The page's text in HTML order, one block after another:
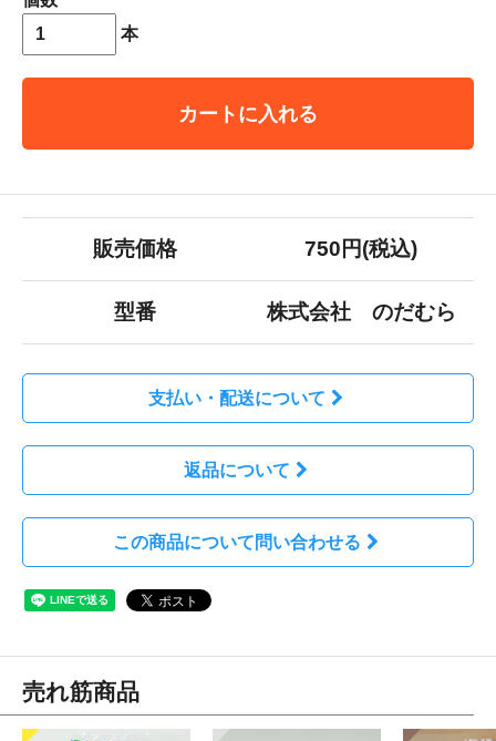
本
カートに入れる
販売価格 750円(税込)
型番 株式会社 のだむら
支払い・配送について
返品について
この商品について問い合わせる
売れ筋商品